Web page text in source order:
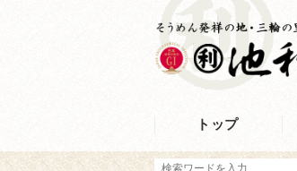
トップ